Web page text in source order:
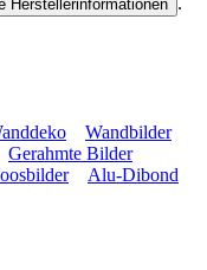
Herstellerinformationen
Wandbilder
Gerahmte Bilder
Alu-Dibond